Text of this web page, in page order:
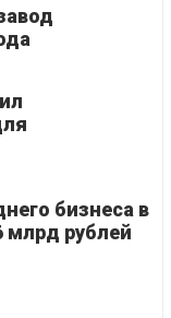
бизнеса в
млрд рублей